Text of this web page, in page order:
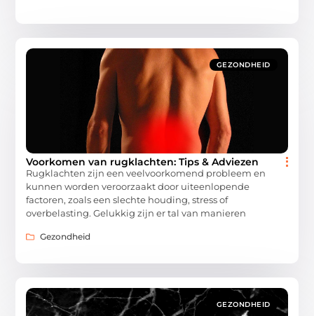
GEZONDHEID
Voorkomen van rugklachten: Tips & Adviezen
Rugklachten zijn een veelvoorkomend probleem en
kunnen worden veroorzaakt door uiteenlopende
factoren, zoals een slechte houding, stress of
overbelasting. Gelukkig zijn er tal van manieren
Gezondheid
GEZONDHEID